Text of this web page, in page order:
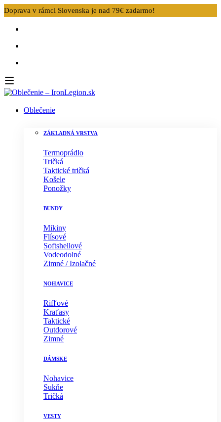
Doprava v rámci Slovenska je nad 79€ zadarmo!
Oblečenie
ZÁKLADNÁ VRSTVA
Termoprádlo
Tričká
Taktické tričká
Košele
Ponožky
BUNDY
Mikiny
Flísové
Softshellové
Vodeodolné
Zimné / Izolačné
NOHAVICE
Rifľové
Kraťasy
Taktické
Outdorové
Zimné
DÁMSKE
Nohavice
Sukňe
Tričká
VESTY